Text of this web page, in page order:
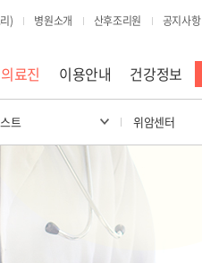
) 병원소개 산후조리원 공지사항
료진 이용안내 건강정보
트 위암센터